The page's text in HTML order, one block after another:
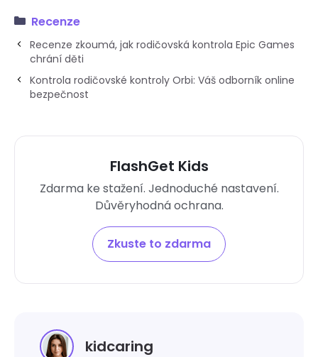
Recenze
Recenze zkoumá, jak rodičovská kontrola Epic Games
chrání děti
Kontrola rodičovské kontroly Orbi: Váš odborník online
bezpečnost
FlashGet Kids
Zdarma ke stažení. Jednoduché nastavení.
Důvěryhodná ochrana.
Zkuste to zdarma
kidcaring